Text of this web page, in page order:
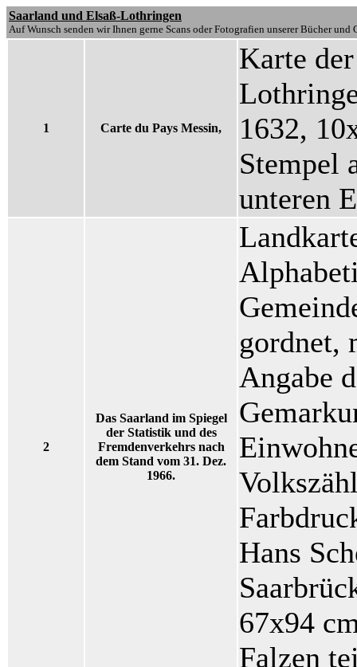
Saarland und Elsaß-Lothringen
Auf Wunsch senden wir Ihnen gerne Scans oder Fotografien unserer Bücher und
1 Carte du Pays Messin,
Karte
1632,
Stempel
unteren
2
Das Saarland im Spiegel
der Statistik und des
Fremdenverkehrs nach
dem Stand vom 31. Dez.
1966.
gordnet,
Angabe
Hans
67x94
Falzen